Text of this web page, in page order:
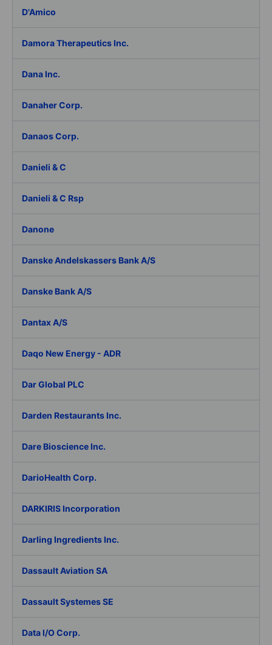
D'Amico
Damora Therapeutics Inc.
Dana Inc.
Danaher Corp.
Danaos Corp.
Danieli & C
Danieli & C Rsp
Danone
Danske Andelskassers Bank A/S
Danske Bank A/S
Dantax A/S
Daqo New Energy - ADR
Dar Global PLC
Darden Restaurants Inc.
Dare Bioscience Inc.
DarioHealth Corp.
DARKIRIS Incorporation
Darling Ingredients Inc.
Dassault Aviation SA
Dassault Systemes SE
Data I/O Corp.